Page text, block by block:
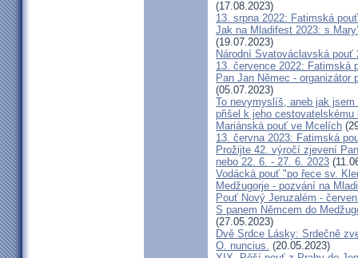
(17.08.2023)
13. srpna 2022: Fatimská
Jak na Mladifest 2023: s
(19.07.2023)
Národní Svatováclavská pouť
13. července 2022: Fatimská
Pan Jan Němec -
(05.07.2023)
To nevymyslíš, aneb jak
přišel k jeho cestovatelskému
Mariánská pouť ve Mcelích
13. června 2023: Fatimská
Prožijte 42. výročí zjevení
nebo 22. 6. - 27. 6. 2023
Vodácká pouť "po řece sv.
Medžugorje - pozvání na
Pouť Nový Jeruzalém -
S panem Němcem do
(27.05.2023)
Dvě Srdce Lásky: Srdečně
O. nuncius. (20.05.2023)